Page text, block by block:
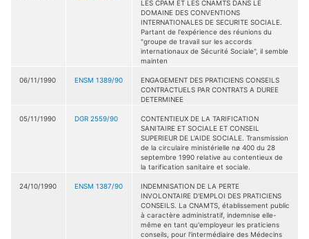
LES CPAM ET LES CNAMTS DANS LE
DOMAINE DES CONVENTIONS
INTERNATIONALES DE SECURITE SOCIALE.
Partant de l'expérience des réunions du
"groupe de travail sur les accords
internationaux de Sécurité Sociale", il semble
mainten
06/11/1990 ENSM 1389/90
ENGAGEMENT DES PRATICIENS CONSEILS
CONTRACTUELS PAR CONTRATS A DUREE
DETERMINEE
05/11/1990 DGR 2559/90
CONTENTIEUX DE LA TARIFICATION
SANITAIRE ET SOCIALE ET CONSEIL
SUPERIEUR DE L'AIDE SOCIALE. Transmission
de la circulaire ministérielle nø 400 du 28
septembre 1990 relative au contentieux de
la tarification sanitaire et sociale.
24/10/1990 ENSM 1387/90
INDEMNISATION DE LA PERTE
INVOLONTAIRE D'EMPLOI DES PRATICIENS
CONSEILS. La CNAMTS, établissement public
à caractère administratif, indemnise elle-
même en tant qu'employeur les praticiens
conseils, pour l'intermédiaire des Médecins